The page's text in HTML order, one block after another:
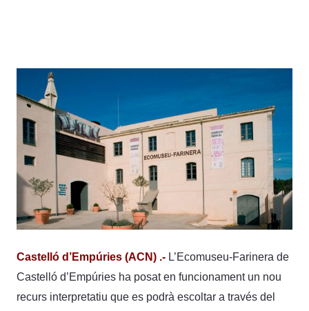
Castelló d’Empúries (ACN) .- L’Ecomuseu-Farinera de
Castelló d’Empúries ha posat en funcionament un nou
recurs interpretatiu que es podrà escoltar a través del